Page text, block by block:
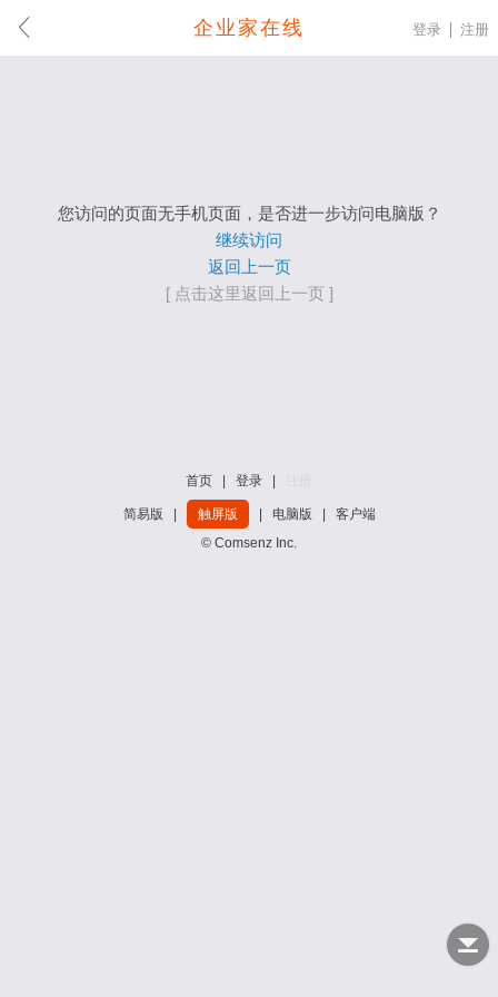
企业家在线 登录 注册
您访问的页面无手机页面，是否进一步访问电脑版？
继续访问
返回上一页
[ 点击这里返回上一页 ]
首页 登录
简易版 触屏版 电脑版
客户端
© Comsenz Inc.